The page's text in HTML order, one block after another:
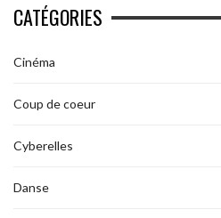
CATÉGORIES
Cinéma
Coup de coeur
Cyberelles
Danse